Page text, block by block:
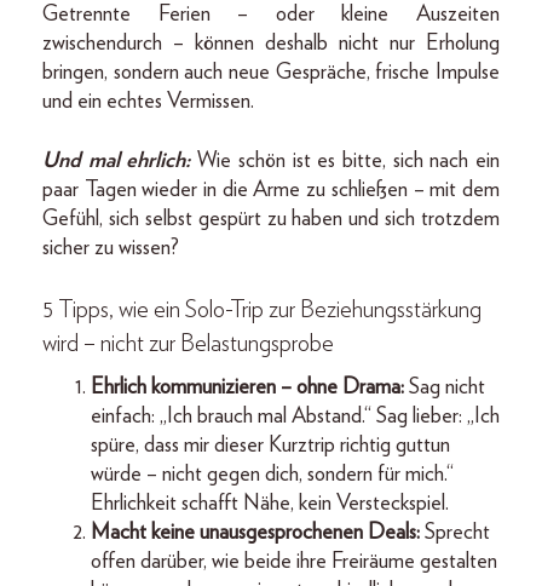
Getrennte Ferien – oder kleine Auszeiten
zwischendurch – können deshalb nicht nur Erholung
bringen, sondern auch neue Gespräche, frische Impulse
und ein echtes Vermissen.
Und mal ehrlich:Wie schön ist es bitte, sich nach ein
paar Tagen wieder in die Arme zu schließen – mit dem
Gefühl, sich selbst gespürt zu haben und sich trotzdem
sicher zu wissen?
5 Tipps, wie ein Solo-Trip zur Beziehungs­stärkung
wird – nicht zur Belastungsprobe
Ehrlich kommunizieren – ohne Drama: Sag nicht
einfach: „Ich brauch mal Abstand.“ Sag lieber: „Ich
spüre, dass mir dieser Kurztrip richtig guttun
würde – nicht gegen dich, sondern für mich.“
Ehrlichkeit schafft Nähe, kein Versteckspiel.
Macht keine unausgesprochenen Deals: Sprecht
offen darüber, wie beide ihre Freiräume gestalten